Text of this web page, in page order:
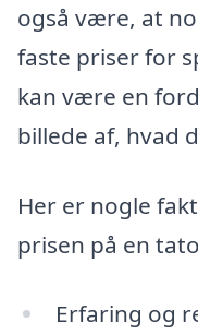
også være, at
faste priser for
kan være en
billede af, hvad
Her er nogle
prisen på en
Erfaring og